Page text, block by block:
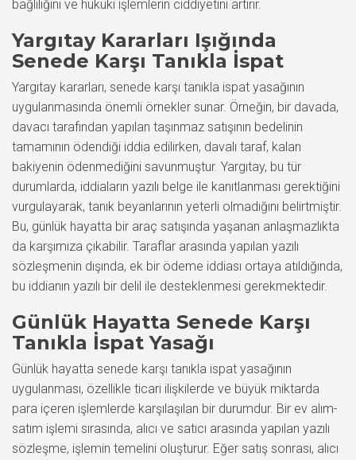
bağlılığını ve hukuki işlemlerin ciddiyetini artırır.
Yargıtay Kararları Işığında
Senede Karşı Tanıkla İspat
Yargıtay kararları, senede karşı tanıkla ispat yasağının
uygulanmasında önemli örnekler sunar. Örneğin, bir davada,
davacı tarafından yapılan taşınmaz satışının bedelinin
tamamının ödendiği iddia edilirken, davalı taraf, kalan
bakiyenin ödenmediğini savunmuştur. Yargıtay, bu tür
durumlarda, iddiaların yazılı belge ile kanıtlanması gerektiğini
vurgulayarak, tanık beyanlarının yeterli olmadığını belirtmiştir.
Bu, günlük hayatta bir araç satışında yaşanan anlaşmazlıkta
da karşımıza çıkabilir. Taraflar arasında yapılan yazılı
sözleşmenin dışında, ek bir ödeme iddiası ortaya atıldığında,
bu iddianın yazılı bir delil ile desteklenmesi gerekmektedir.
Günlük Hayatta Senede Karşı
Tanıkla İspat Yasağı
Günlük hayatta senede karşı tanıkla ispat yasağının
uygulanması, özellikle ticari ilişkilerde ve büyük miktarda
para içeren işlemlerde karşılaşılan bir durumdur. Bir ev alım-
satım işlemi sırasında, alıcı ve satıcı arasında yapılan yazılı
sözleşme, işlemin temelini oluşturur. Eğer satış sonrası, alıcı